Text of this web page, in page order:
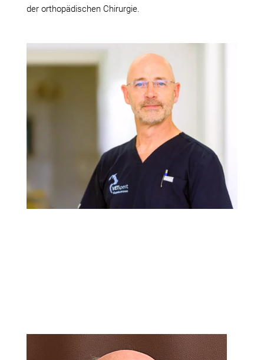
der orthopädischen Chirurgie.